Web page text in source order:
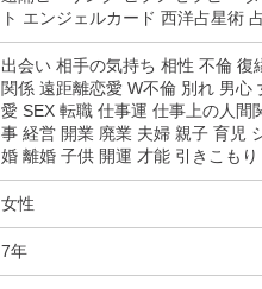
ト エンジェルカード 西洋占星術
出会い 相手の気持ち 相性 不倫
関係 遠距離恋愛 W不倫 別れ 男
愛 SEX 転職 仕事運 仕事上の人間
事 経営 開業 廃業 夫婦 親子 育児
婚 離婚 子供 開運 才能 引きこも
女性
7年